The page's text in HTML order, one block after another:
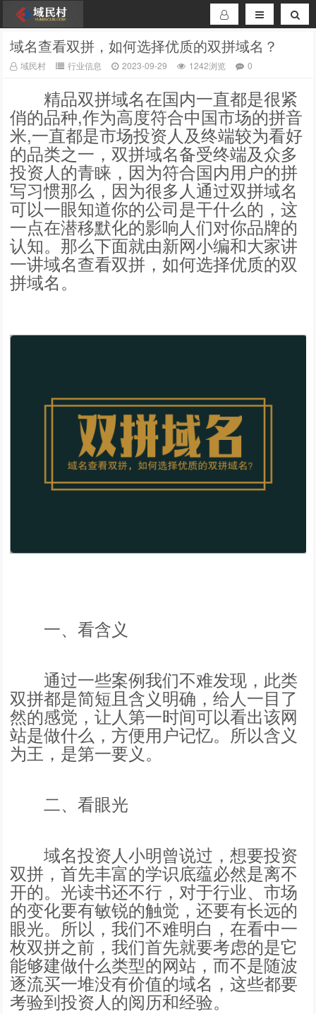
域名查看双拼，如何选择优质的双拼域名？
域民村 行业信息 2023-09-29 1242浏览 0
精品双拼域名在国内一直都是很紧
俏的品种,作为高度符合中国市场的拼音
米,一直都是市场投资人及终端较为看好
的品类之一，双拼域名备受终端及众多
投资人的青睐，因为符合国内用户的拼
写习惯那么，因为很多人通过双拼域名
可以一眼知道你的公司是干什么的，这
一点在潜移默化的影响人们对你品牌的
认知。那么下面就由新网小编和大家讲
一讲域名查看双拼，如何选择优质的双
拼域名。
一、看含义
通过一些案例我们不难发现，此类
双拼都是简短且含义明确，给人一目了
然的感觉，让人第一时间可以看出该网
站是做什么，方便用户记忆。所以含义
为王，是第一要义。
二、看眼光
域名投资人小明曾说过，想要投资
双拼，首先丰富的学识底蕴必然是离不
开的。光读书还不行，对于行业、市场
的变化要有敏锐的触觉，还要有长远的
眼光。所以，我们不难明白，在看中一
枚双拼之前，我们首先就要考虑的是它
能够建做什么类型的网站，而不是随波
逐流买一堆没有价值的域名，这些都要
考验到投资人的阅历和经验。